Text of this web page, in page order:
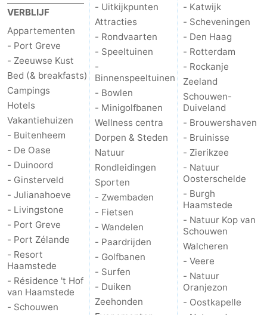
VERBLIJF
Appartementen
- Port Greve
- Zeeuwse Kust
Bed (& breakfasts)
Campings
Hotels
Vakantiehuizen
- Buitenheem
- De Oase
- Duinoord
- Ginsterveld
- Julianahoeve
- Livingstone
- Port Greve
- Port Zélande
- Resort
Haamstede
- Résidence 't Hof
van Haamstede
- Schouwen
- Uitkijkpunten
Attracties
- Rondvaarten
- Speeltuinen
-
Binnenspeeltuinen
- Bowlen
- Minigolfbanen
Wellness centra
Dorpen & Steden
Natuur
Rondleidingen
Sporten
- Zwembaden
- Fietsen
- Wandelen
- Paardrijden
- Golfbanen
- Surfen
- Duiken
Zeehonden
- Katwijk
- Scheveningen
- Den Haag
- Rotterdam
- Rockanje
Zeeland
Schouwen-
Duiveland
- Brouwershaven
- Bruinisse
- Zierikzee
- Natuur
Oosterschelde
- Burgh
Haamstede
- Natuur Kop van
Schouwen
Walcheren
- Veere
- Natuur
Oranjezon
- Oostkapelle